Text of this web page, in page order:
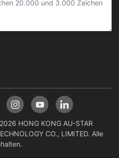
HONG KONG AU-STAR
CO., LIMITED. Alle